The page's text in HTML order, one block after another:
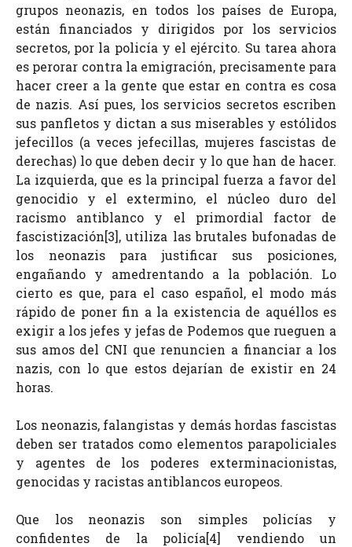
grupos neonazis, en todos los países de Europa,
están financiados y dirigidos por los servicios
secretos, por la policía y el ejército. Su tarea ahora
es perorar contra la emigración, precisamente para
hacer creer a la gente que estar en contra es cosa
de nazis. Así pues, los servicios secretos escriben
sus panfletos y dictan a sus miserables y estólidos
jefecillos (a veces jefecillas, mujeres fascistas de
derechas) lo que deben decir y lo que han de hacer.
La izquierda, que es la principal fuerza a favor del
genocidio y el extermino, el núcleo duro del
racismo antiblanco y el primordial factor de
fascistización[3], utiliza las brutales bufonadas de
los neonazis para justificar sus posiciones,
engañando y amedrentando a la población. Lo
cierto es que, para el caso español, el modo más
rápido de poner fin a la existencia de aquéllos es
exigir a los jefes y jefas de Podemos que rueguen a
sus amos del CNI que renuncien a financiar a los
nazis, con lo que estos dejarían de existir en 24
horas.
Los neonazis, falangistas y demás hordas fascistas
deben ser tratados como elementos parapoliciales
y agentes de los poderes exterminacionistas,
genocidas y racistas antiblancos europeos.
Que los neonazis son simples policías y
confidentes de la policía[4] vendiendo un